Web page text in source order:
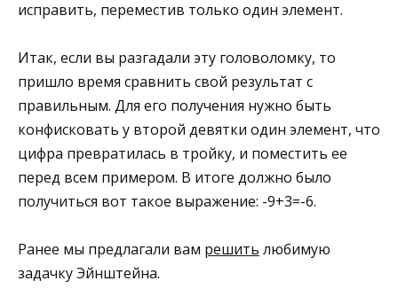
исправить, переместив только один элемент.
Итак, если вы разгадали эту головоломку, то
пришло время сравнить свой результат с
правильным. Для его получения нужно быть
конфисковать у второй девятки один элемент, что
цифра превратилась в тройку, и поместить ее
перед всем примером. В итоге должно было
получиться вот такое выражение: -9+3=-6.
Ранее мы предлагали вам решить любимую
задачку Эйнштейна.